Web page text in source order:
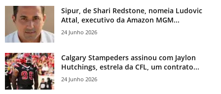
Sipur, de Shari Redstone, nomeia Ludovic
Attal, executivo da Amazon MGM...
24 Junho 2026
Calgary Stampeders assinou com Jaylon
Hutchings, estrela da CFL, um contrato...
24 Junho 2026